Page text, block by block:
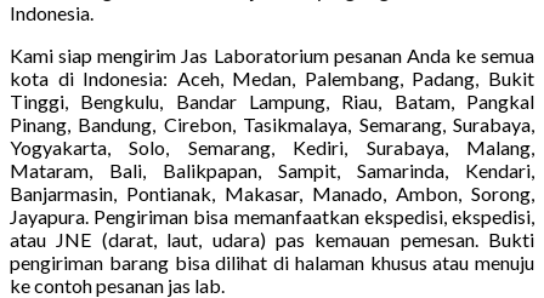
Indonesia.
Kami siap mengirim Jas Laboratorium pesanan Anda ke semua
kota di Indonesia: Aceh, Medan, Palembang, Padang, Bukit
Tinggi, Bengkulu, Bandar Lampung, Riau, Batam, Pangkal
Pinang, Bandung, Cirebon, Tasikmalaya, Semarang, Surabaya,
Yogyakarta, Solo, Semarang, Kediri, Surabaya, Malang,
Mataram, Bali, Balikpapan, Sampit, Samarinda, Kendari,
Banjarmasin, Pontianak, Makasar, Manado, Ambon, Sorong,
Jayapura. Pengiriman bisa memanfaatkan ekspedisi, ekspedisi,
atau JNE (darat, laut, udara) pas kemauan pemesan. Bukti
pengiriman barang bisa dilihat di halaman khusus atau menuju
ke contoh pesanan jas lab.